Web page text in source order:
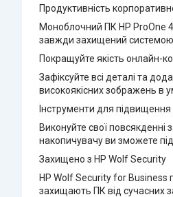
Продуктивність
Моноблочний ПК HP ProOne
завжди захищений системою
Покращуйте якість онлайн-
Зафіксуйте всі деталі та
високоякісних зображень в
Інструменти для підвищення
Виконуйте свої повсякденні
накопичувачу ви зможете
Захищено з HP Wolf Security
HP Wolf Security for Business
захищають ПК від сучасних